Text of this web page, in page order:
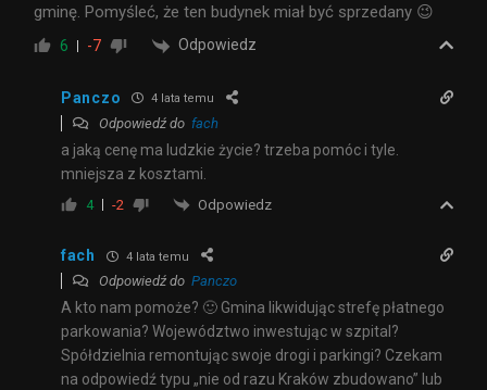
gminę. Pomyśleć, że ten budynek miał być sprzedany 😉
6 -7 Odpowiedz
Panczo 4 lata temu
Odpowiedź do fach
a jaką cenę ma ludzkie życie? trzeba pomóc i tyle.
mniejsza z kosztami.
4 -2 Odpowiedz
fach 4 lata temu
Odpowiedź do Panczo
A kto nam pomoże? 🙂 Gmina likwidując strefę płatnego
parkowania? Województwo inwestując w szpital?
Spółdzielnia remontując swoje drogi i parkingi? Czekam
na odpowiedź typu „nie od razu Kraków zbudowano” lub